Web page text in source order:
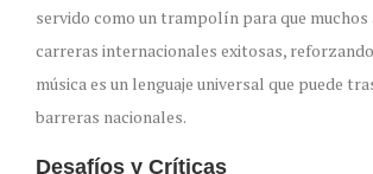
servido como un trampolín para que
carreras internacionales exitosas,
música es un lenguaje universal que puede
barreras nacionales.
Desafíos y Críticas